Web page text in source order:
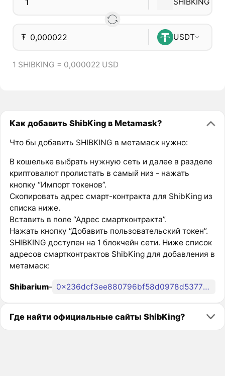
SHIBKING
₮ USDT
1 SHIBKING = 0,000022 USD
Как добавить ShibKing в Metamask?
Что бы добавить SHIBKING в метамаск нужно:
В кошельке выбрать нужную сеть и далее в разделе
криптовалют пролистать в самый низ - нажать
кнопку “Импорт токенов”.
Скопировать адрес смарт-контракта для ShibKing из
списка ниже.
Вставить в поле “Адрес смартконтракта”.
Нажать кнопку “Добавить пользовательский токен”.
SHIBKING доступен на 1 блокчейн сети. Ниже список
адресов смартконтрактов ShibKing для добавления в
метамаск:
Shibarium- 0x236dcf3ee880796bf58d0978d53772a4d5dc6db6
Где найти официальные сайты ShibKing?